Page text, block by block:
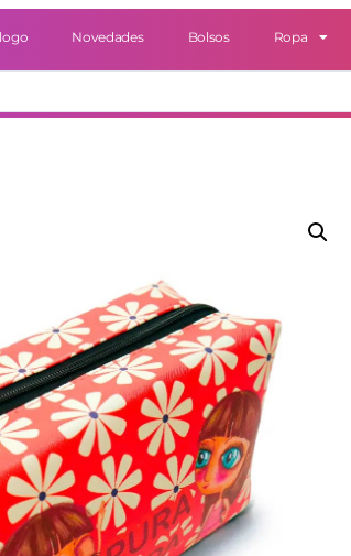
Novedades Bolsos Ropa